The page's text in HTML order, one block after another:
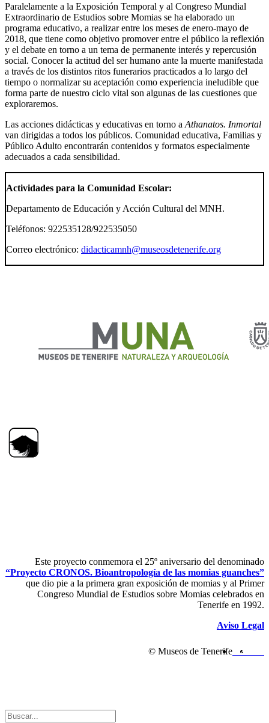
Paralelamente a la Exposición Temporal y al Congreso Mundial
Extraordinario de Estudios sobre Momias se ha elaborado un
programa educativo, a realizar entre los meses de enero-mayo de
2018, que tiene como objetivo promover entre el público la reflexión
y el debate en torno a un tema de permanente interés y repercusión
social. Conocer la actitud del ser humano ante la muerte manifestada
a través de los distintos ritos funerarios practicados a lo largo del
tiempo o normalizar su aceptación como experiencia ineludible que
forma parte de nuestro ciclo vital son algunas de las cuestiones que
exploraremos.
Las acciones didácticas y educativas en torno a Athanatos. Inmortal
van dirigidas a todos los públicos. Comunidad educativa, Familias y
Público Adulto encontrarán contenidos y formatos especialmente
adecuados a cada sensibilidad.
Actividades para la Comunidad Escolar:
Departamento de Educación y Acción Cultural del MNH.
Teléfonos: 922535128/922535050
Correo electrónico: didacticamnh@museosdetenerife.org
Este proyecto conmemora el 25º aniversario del denominado
“Proyecto CRONOS. Bioantropología de las momias guanches”
que dio pie a la primera gran exposición de momias y al Primer
Congreso Mundial de Estudios sobre Momias celebrados en
Tenerife en 1992.
Aviso Legal
1.2k
© Museos de Tenerife